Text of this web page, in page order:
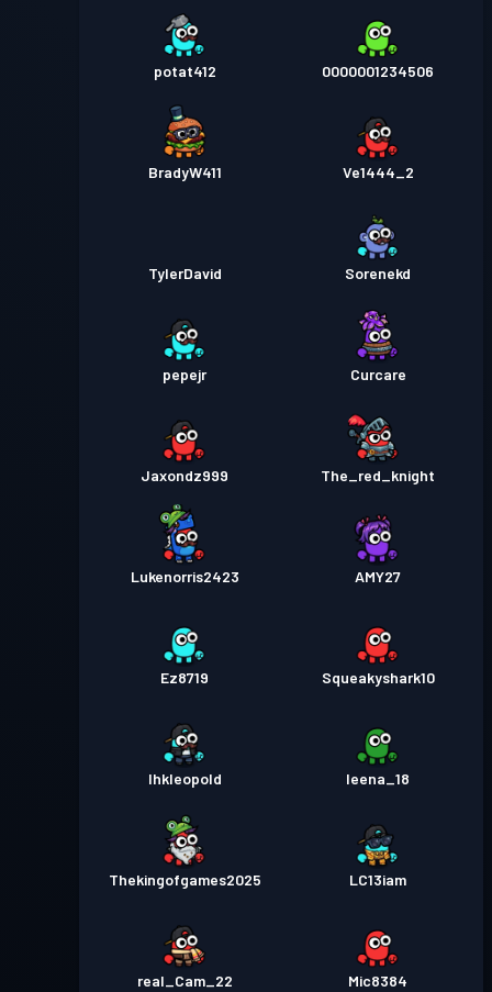
potat412 0000001234506
BradyW411 Ve1444_2
TylerDavid Sorenekd
pepejr Curcare
Jaxondz999 The_red_knight
Lukenorris2423 AMY27
Ez8719 Squeakyshark10
Ihkleopold leena_18
Thekingofgames2025 LC13iam
real_Cam_22 Mic8384